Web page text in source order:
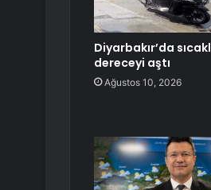
Diyarbakır’da
dereceyi aştı
Ağustos 10, 2026